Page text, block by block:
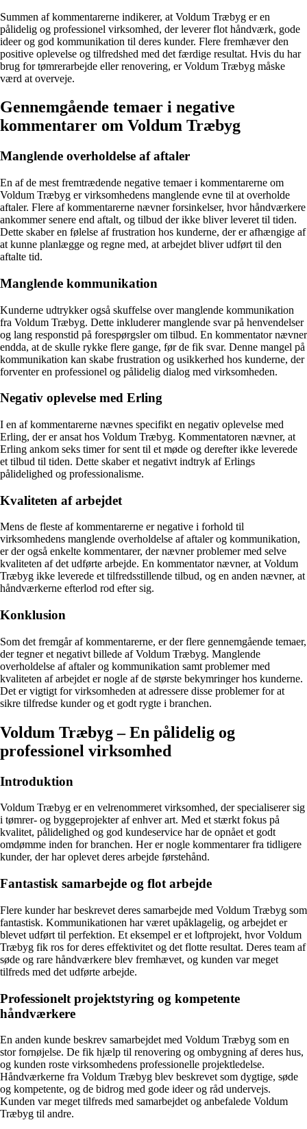
Summen af kommentarerne indikerer, at Voldum Træbyg er en
pålidelig og professionel virksomhed, der leverer flot håndværk, gode
ideer og god kommunikation til deres kunder. Flere fremhæver den
positive oplevelse og tilfredshed med det færdige resultat. Hvis du har
brug for tømrerarbejde eller renovering, er Voldum Træbyg måske
værd at overveje.
Gennemgående temaer i negative
kommentarer om Voldum Træbyg
Manglende overholdelse af aftaler
En af de mest fremtrædende negative temaer i kommentarerne om
Voldum Træbyg er virksomhedens manglende evne til at overholde
aftaler. Flere af kommentarerne nævner forsinkelser, hvor håndværkere
ankommer senere end aftalt, og tilbud der ikke bliver leveret til tiden.
Dette skaber en følelse af frustration hos kunderne, der er afhængige af
at kunne planlægge og regne med, at arbejdet bliver udført til den
aftalte tid.
Manglende kommunikation
Kunderne udtrykker også skuffelse over manglende kommunikation
fra Voldum Træbyg. Dette inkluderer manglende svar på henvendelser
og lang responstid på forespørgsler om tilbud. En kommentator nævner
endda, at de skulle rykke flere gange, før de fik svar. Denne mangel på
kommunikation kan skabe frustration og usikkerhed hos kunderne, der
forventer en professionel og pålidelig dialog med virksomheden.
Negativ oplevelse med Erling
I en af kommentarerne nævnes specifikt en negativ oplevelse med
Erling, der er ansat hos Voldum Træbyg. Kommentatoren nævner, at
Erling ankom seks timer for sent til et møde og derefter ikke leverede
et tilbud til tiden. Dette skaber et negativt indtryk af Erlings
pålidelighed og professionalisme.
Kvaliteten af arbejdet
Mens de fleste af kommentarerne er negative i forhold til
virksomhedens manglende overholdelse af aftaler og kommunikation,
er der også enkelte kommentarer, der nævner problemer med selve
kvaliteten af det udførte arbejde. En kommentator nævner, at Voldum
Træbyg ikke leverede et tilfredsstillende tilbud, og en anden nævner, at
håndværkerne efterlod rod efter sig.
Konklusion
Som det fremgår af kommentarerne, er der flere gennemgående temaer,
der tegner et negativt billede af Voldum Træbyg. Manglende
overholdelse af aftaler og kommunikation samt problemer med
kvaliteten af arbejdet er nogle af de største bekymringer hos kunderne.
Det er vigtigt for virksomheden at adressere disse problemer for at
sikre tilfredse kunder og et godt rygte i branchen.
Voldum Træbyg – En pålidelig og
professionel virksomhed
Introduktion
Voldum Træbyg er en velrenommeret virksomhed, der specialiserer sig
i tømrer- og byggeprojekter af enhver art. Med et stærkt fokus på
kvalitet, pålidelighed og god kundeservice har de opnået et godt
omdømme inden for branchen. Her er nogle kommentarer fra tidligere
kunder, der har oplevet deres arbejde førstehånd.
Fantastisk samarbejde og flot arbejde
Flere kunder har beskrevet deres samarbejde med Voldum Træbyg som
fantastisk. Kommunikationen har været upåklagelig, og arbejdet er
blevet udført til perfektion. Et eksempel er et loftprojekt, hvor Voldum
Træbyg fik ros for deres effektivitet og det flotte resultat. Deres team af
søde og rare håndværkere blev fremhævet, og kunden var meget
tilfreds med det udførte arbejde.
Professionelt projektstyring og kompetente
håndværkere
En anden kunde beskrev samarbejdet med Voldum Træbyg som en
stor fornøjelse. De fik hjælp til renovering og ombygning af deres hus,
og kunden roste virksomhedens professionelle projektledelse.
Håndværkerne fra Voldum Træbyg blev beskrevet som dygtige, søde
og kompetente, og de bidrog med gode ideer og råd undervejs.
Kunden var meget tilfreds med samarbejdet og anbefalede Voldum
Træbyg til andre.